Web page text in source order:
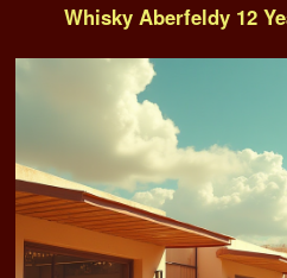
Whisky Aberfeldy 12